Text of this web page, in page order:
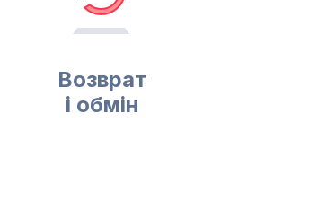
Возврат
і обмін